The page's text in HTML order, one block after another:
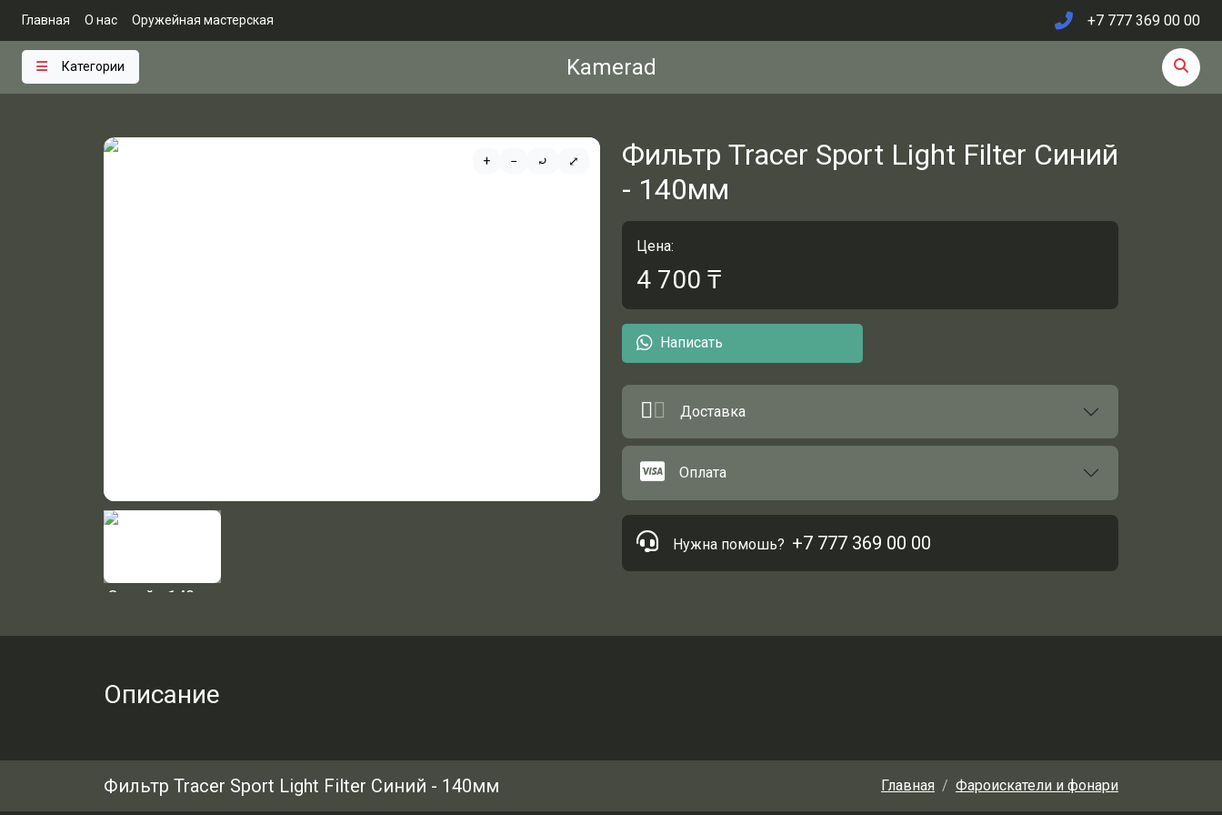
Главная О нас Оружейная мастерская +7 777 369 00 00
Категории Kamerad
+ − ⤾ ⤢
Фильтр Tracer Sport Light Filter Синий
- 140мм
Цена:
4 700 ₸
Написать
Доставка
Оплата
Нужна помошь? +7 777 369 00 00
Описание
Фильтр Tracer Sport Light Filter Синий - 140мм Главная Фароискатели и фонари